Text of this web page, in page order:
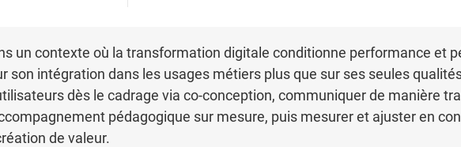
un contexte où la transformation digitale conditionne performance et
son intégration dans les usages métiers plus que sur ses seules
dès le cadrage via co-conception, communiquer de manière
pédagogique sur mesure, puis mesurer et ajuster en
de valeur.